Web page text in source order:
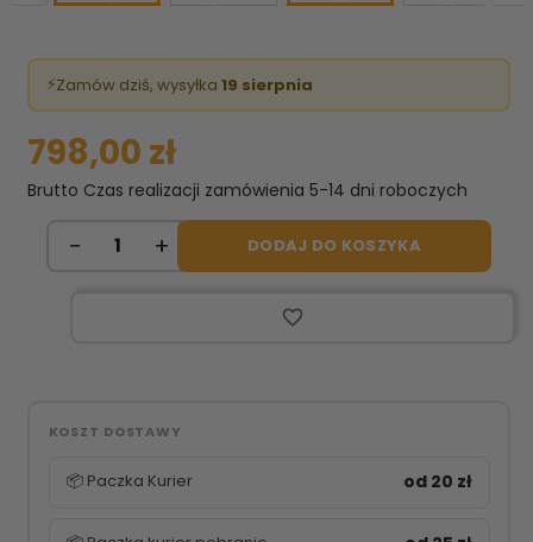
⚡Zamów dziś, wysyłka 19 sierpnia
798,00 zł
Brutto Czas realizacji zamówienia 5-14 dni roboczych
DODAJ DO KOSZYKA
favorite_border
KOSZT DOSTAWY
📦 Paczka Kurier od 20 zł